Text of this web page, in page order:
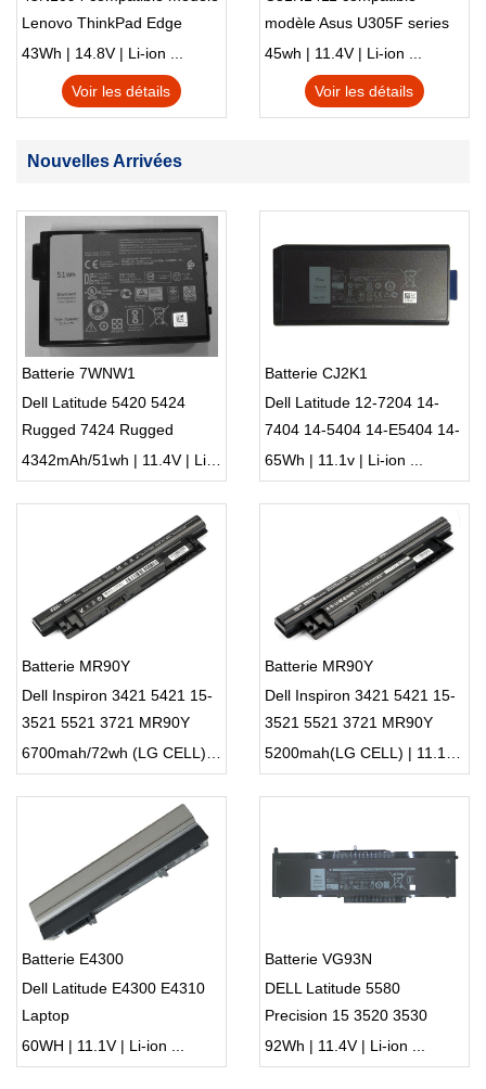
Lenovo ThinkPad Edge
S230u Twist
43Wh | 14.8V | Li-ion ...
Voir les détails
modèle Asus U305F series
45wh | 11.4V | Li-ion ...
Voir les détails
Nouvelles Arrivées
Batterie 7WNW1
Dell Latitude 5420 5424
Rugged 7424 Rugged
Notebook
4342mAh/51wh | 11.4V | Li-ion ...
Batterie CJ2K1
Dell Latitude 12-7204 14-
7404 14-5404 14-E5404 14-
E7404 (65Wh)
65Wh | 11.1v | Li-ion ...
Batterie MR90Y
Dell Inspiron 3421 5421 15-
3521 5521 3721 MR90Y
XCMRD
6700mah/72wh (LG CELL) | 11.1V | Li-ion ...
Batterie MR90Y
Dell Inspiron 3421 5421 15-
3521 5521 3721 MR90Y
XCMRD
5200mah(LG CELL) | 11.1V | Li-ion ...
Batterie E4300
Dell Latitude E4300 E4310
Laptop
60WH | 11.1V | Li-ion ...
Batterie VG93N
DELL Latitude 5580
Precision 15 3520 3530
Series Laptop
92Wh | 11.4V | Li-ion ...